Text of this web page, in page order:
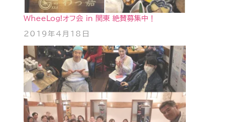
WheeLog!オフ会 in 関東 絶賛募集中！
2019年4月18日